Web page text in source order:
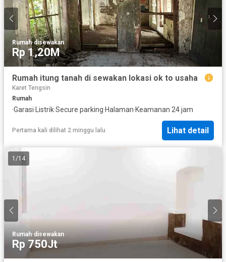
Rumah·disewakan
Rp 1,20M
Rumah itung tanah di sewakan lokasi ok to usaha
Karet Tengsin
Rumah
·Garasi· Listrik·Secure parking·Halaman·Keamanan 24 jam
Pertama kali dilihat 2 minggu lalu Lihat detail
1 /14
Rumah·disewakan
Rp 750Jt